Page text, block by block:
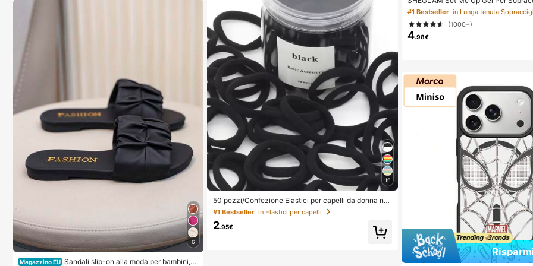
6
Magazzino EU Sandali slip-on alla moda per bambini, s
15
50 pezzi/Confezione Elastici per capelli da donna ner
i di base ad alta elasticità, fermacoda senza cuciture,
elastici per capelli per palestra, sport & acconciature
quotidiane, comfort tutto il giorno
#1 Bestseller in Elastici per capelli
2.95€
Bellezza Cosmetici Trucco Per Donne
#1 Bestseller in Lunga tenuta
(1000+)
4.98€